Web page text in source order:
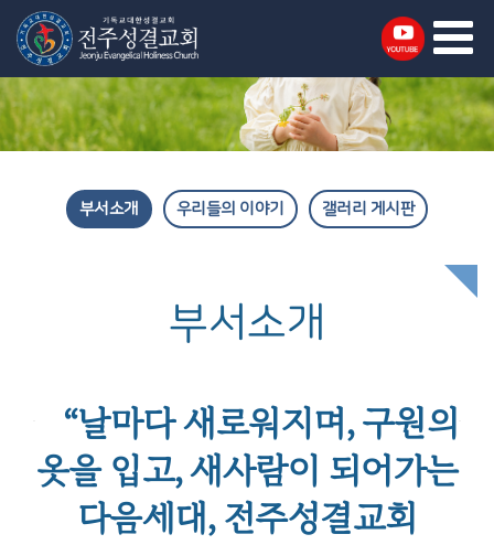
부서소개 우리들의 이야기 갤러리 게시판
부서소개
“날마다 새로워지며, 구원의
옷을 입고, 새사람이 되어가는
다음세대, 전주성결교회